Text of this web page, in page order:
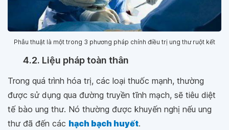
Phẫu thuật là một trong 3 phương pháp chính điều trị ung thư ruột kết
4.2. Liệu pháp toàn thân
Trong quá trình hóa trị, các loại thuốc mạnh, thường
được sử dụng qua đường truyền tĩnh mạch, sẽ tiêu diệt
tế bào ung thư. Nó thường được khuyến nghị nếu ung
thư đã đến các hạch bạch huyết.